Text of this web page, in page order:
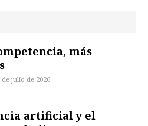
más
julio de 2026
artificial y el